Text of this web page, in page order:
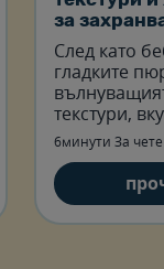
за
стъпка
След като
гладките
текстури,
6минути За